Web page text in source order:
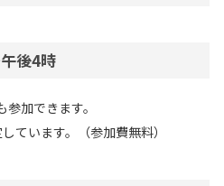
後4時
加できます。
ています。（参加費無料）